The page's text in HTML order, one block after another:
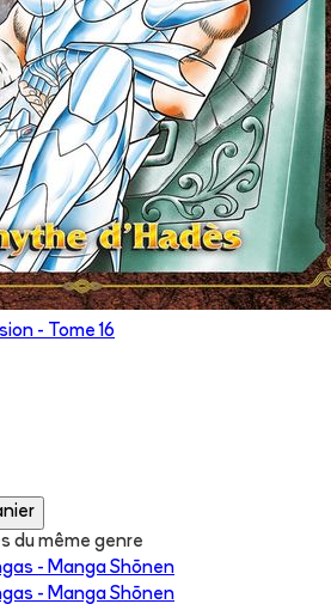
- Tome 16
du même genre
- Manga Shōnen
- Manga Shōnen